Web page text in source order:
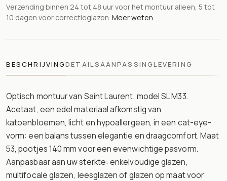
Verzending binnen 24 tot 48 uur voor het montuur alleen, 5 tot
10 dagen voor correctieglazen. Meer weten
BESCHRIJVINGDETAILSAANPASSINGLEVERING
Optisch montuur van Saint Laurent, model SL M33.
Acetaat, een edel materiaal afkomstig van
katoenbloemen, licht en hypoallergeen, in een cat-eye-
vorm: een balans tussen elegantie en draagcomfort. Maat
53, pootjes 140 mm voor een evenwichtige pasvorm.
Aanpasbaar aan uw sterkte: enkelvoudige glazen,
multifocale glazen, leesglazen of glazen op maat voor